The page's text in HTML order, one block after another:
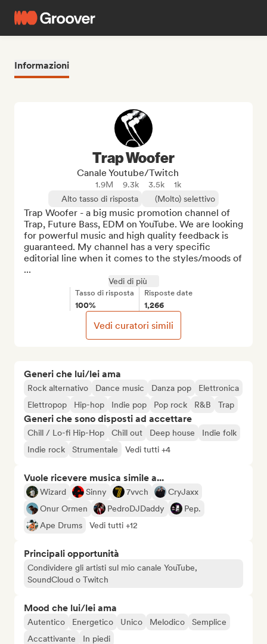
Informazioni
Generi che lui/lei ama
Rock alternativo Dance music Danza pop
Elettronica
Elettropop
Hip-hop Indie pop Pop rock R&B Trap
Generi che sono disposti ad accettare
Chill / Lo-fi Hip-Hop Chill out Deep house
Indie folk
Indie rock
Strumentale Vedi tutti +4
Vuole ricevere musica simile a...
Wizard Sinny 7vvch
CryJaxx
Onur Ormen
PedroDJDaddy
Pep.
Ape Drums
Vedi tutti +12
Principali opportunità
Condividere gli artisti sul mio canale YouTube,
SoundCloud o Twitch
Mood che lui/lei ama
Autentico Energetico Unico Melodico
Semplice
Accattivante
In piedi
Trap Woofer
Canale Youtube/Twitch
1.9M 9.3k 3.5k
1k
Alto tasso di risposta
(Molto) selettivo
Trap Woofer - a big music promotion channel of
Trap, Future Bass, EDM on YouTube. We are looking
for powerful music and high quality feedback is
guaranteed. My channel has a very specific
editorial line when it comes to the styles/moods of
...
Vedi di più
Tasso di risposta
100%
Risposte date
1,266
Vedi curatori simili